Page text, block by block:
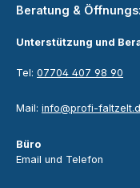
Beratung &
Unterstützung und
Tel: 07704 407 98 90
Mail: info@profi-
Büro
Email und Telefon